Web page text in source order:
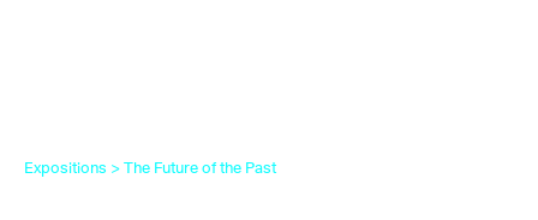
Expositions >The Future of the Past